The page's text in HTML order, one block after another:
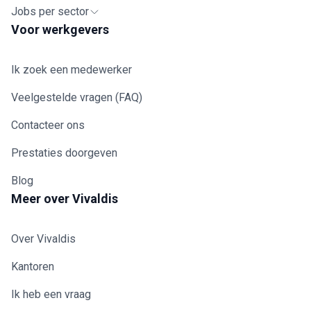
Jobs per sector
Voor werkgevers
Ik zoek een medewerker
Veelgestelde vragen (FAQ)
Contacteer ons
Prestaties doorgeven
Blog
Meer over Vivaldis
Over Vivaldis
Kantoren
Ik heb een vraag